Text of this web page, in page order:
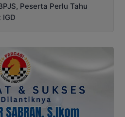
Peserta Perlu Tahu